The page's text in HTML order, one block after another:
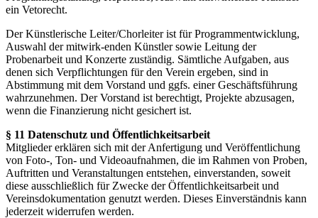
ein Vetorecht.
Der Künstlerische Leiter/Chorleiter ist für Programmentwicklung,
Auswahl der mitwirk-enden Künstler sowie Leitung der
Probenarbeit und Konzerte zuständig. Sämtliche Aufgaben, aus
denen sich Verpflichtungen für den Verein ergeben, sind in
Abstimmung mit dem Vorstand und ggfs. einer Geschäftsführung
wahrzunehmen. Der Vorstand ist berechtigt, Projekte abzusagen,
wenn die Finanzierung nicht gesichert ist.
§ 11 Datenschutz und Öffentlichkeitsarbeit
Mitglieder erklären sich mit der Anfertigung und Veröffentlichung
von Foto-, Ton- und Videoaufnahmen, die im Rahmen von Proben,
Auftritten und Veranstaltungen entstehen, einverstanden, soweit
diese ausschließlich für Zwecke der Öffentlichkeitsarbeit und
Vereinsdokumentation genutzt werden. Dieses Einverständnis kann
jederzeit widerrufen werden.